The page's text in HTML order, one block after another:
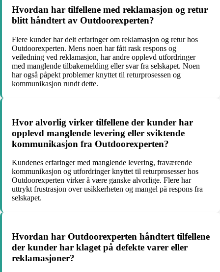
Hvordan har tilfellene med reklamasjon og retur
blitt håndtert av Outdoorexperten?
Flere kunder har delt erfaringer om reklamasjon og retur hos
Outdoorexperten. Mens noen har fått rask respons og
veiledning ved reklamasjon, har andre opplevd utfordringer
med manglende tilbakemelding eller svar fra selskapet. Noen
har også påpekt problemer knyttet til returprosessen og
kommunikasjon rundt dette.
Hvor alvorlig virker tilfellene der kunder har
opplevd manglende levering eller sviktende
kommunikasjon fra Outdoorexperten?
Kundenes erfaringer med manglende levering, fraværende
kommunikasjon og utfordringer knyttet til returprosesser hos
Outdoorexperten virker å være ganske alvorlige. Flere har
uttrykt frustrasjon over usikkerheten og mangel på respons fra
selskapet.
Hvordan har Outdoorexperten håndtert tilfellene
der kunder har klaget på defekte varer eller
reklamasjoner?